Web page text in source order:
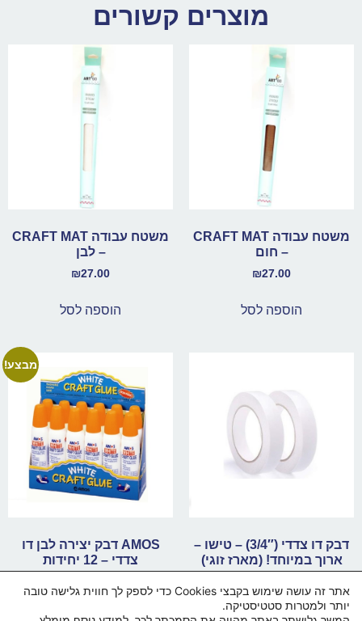
מוצרים קשורים
משטח עבודה CRAFT MAT
– חום
₪27.00
הוספה לסל
משטח עבודה CRAFT MAT
– לבן
₪27.00
הוספה לסל
דבק דו צדדי (3/4″) – טישו –
ארוך במיוחד! (מארז זוגי)
הוספה לסל
מבצע!
AMOS דבק יצירה לבן דו
צדדי – 12 יחידות
הוספה לסל
אתר זה עושה שימוש בקבצי Cookies כדי לספק לך חווית גלישה טובה
יותר ולמטרות סטטיסטיקה.